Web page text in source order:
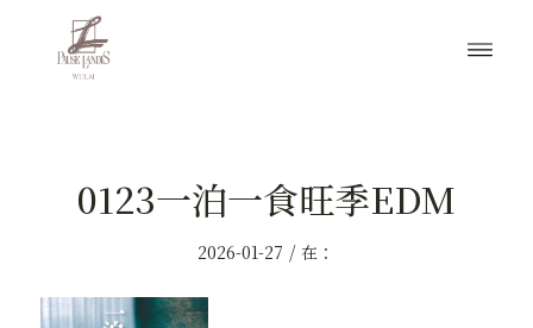
0123一泊一食旺季EDM
2026-01-27 / 在：